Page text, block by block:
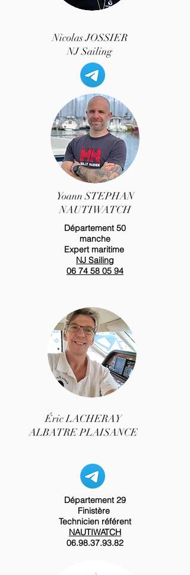
Nicolas JOSSIER
NJ Sailing
Yoann STEPHAN
NAUTIWATCH
Département 50
manche
Expert maritime
NJ Sailing
06 74 58 05 94
Éric LACHERAY
ALBATRE PLAISANCE
Département 29
Finistère
Technicien référent
NAUTIWATCH
06.98.37.93.82